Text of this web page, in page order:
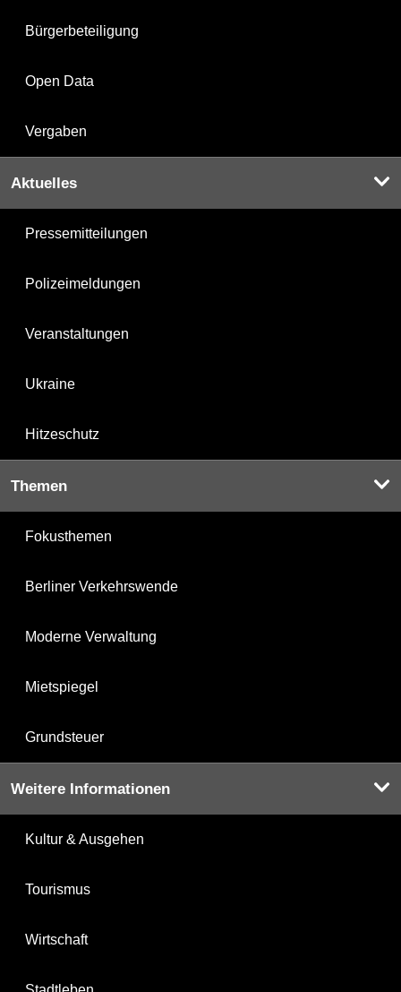
Bürgerbeteiligung
Open Data
Vergaben
Aktuelles
Pressemitteilungen
Polizeimeldungen
Veranstaltungen
Ukraine
Hitzeschutz
Themen
Fokusthemen
Berliner Verkehrswende
Moderne Verwaltung
Mietspiegel
Grundsteuer
Weitere Informationen
Kultur & Ausgehen
Tourismus
Wirtschaft